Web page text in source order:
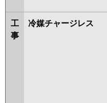
工
事
冷媒チャージレス